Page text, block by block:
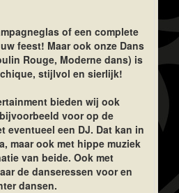
of een complete
feest! Maar ook onze Dans
Rouge, Moderne dans) is
stijlvol en sierlijk!
bieden wij ook
voor op de
eventueel een DJ. Dat kan in
maar ook met hippe muziek
van beide. Ook met
de danseressen voor en
dansen.